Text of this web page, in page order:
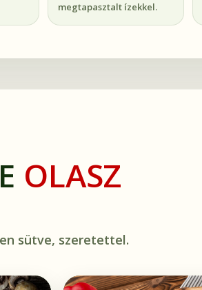
megtapasztalt ízekkel.
OLASZ
sütve, szeretettel.